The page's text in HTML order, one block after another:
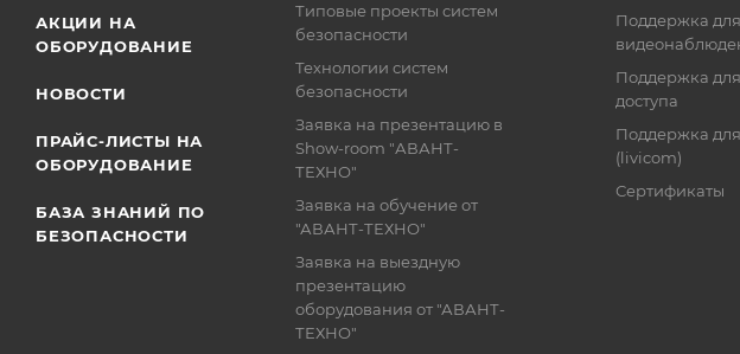
АКЦИИ НА
ОБОРУДОВАНИЕ
НОВОСТИ
ПРАЙС-ЛИСТЫ НА
ОБОРУДОВАНИЕ
БАЗА ЗНАНИЙ ПО
БЕЗОПАСНОСТИ
Типовые проекты систем
безопасности
Технологии систем
безопасности
Заявка на презентацию в
Show-room "АВАНТ-
ТЕХНО"
Заявка на обучение от
"АВАНТ-ТЕХНО"
Заявка на выездную
презентацию
оборудования от "АВАНТ-
ТЕХНО"
Поддержка
Поддержка
доступа
Поддержка
(livicom)
Сертификаты